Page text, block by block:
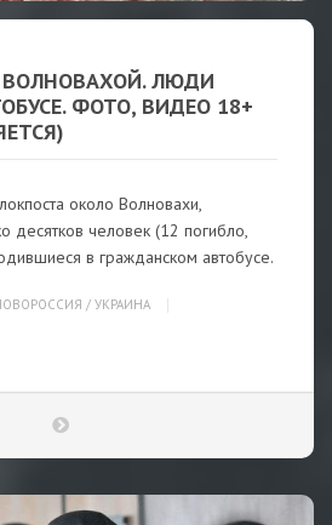
ВОЛНОВАХОЙ. ЛЮДИ
ФОТО, ВИДЕО 18+
около Волновахи,
десятков человек (12 погибло,
в гражданском автобусе.
/ УКРАИНА